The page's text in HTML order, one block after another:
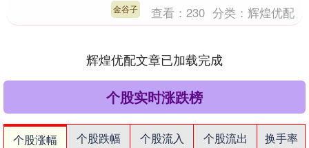
的重要信....
金谷子 查看：230 分类：辉煌优配
辉煌优配文章已加载完成
个股实时涨跌榜
个股涨幅 个股跌幅 个股流入 个股流出
换手率